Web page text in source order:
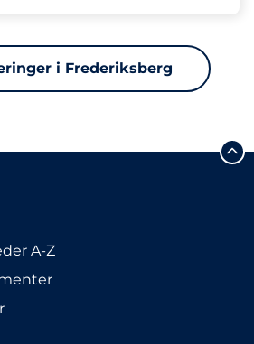
i Frederiksberg
A-Z